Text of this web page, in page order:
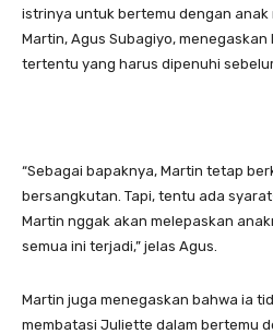
istrinya untuk bertemu dengan anak
Martin, Agus Subagiyo,
tertentu yang harus dipenuhi
“Sebagai bapaknya, Martin tetap
bersangkutan. Tapi, tentu ada
Martin nggak akan melepaskan
semua ini terjadi,” jelas Agus.
Martin juga menegaskan bahwa ia
membatasi Juliette dalam bertemu